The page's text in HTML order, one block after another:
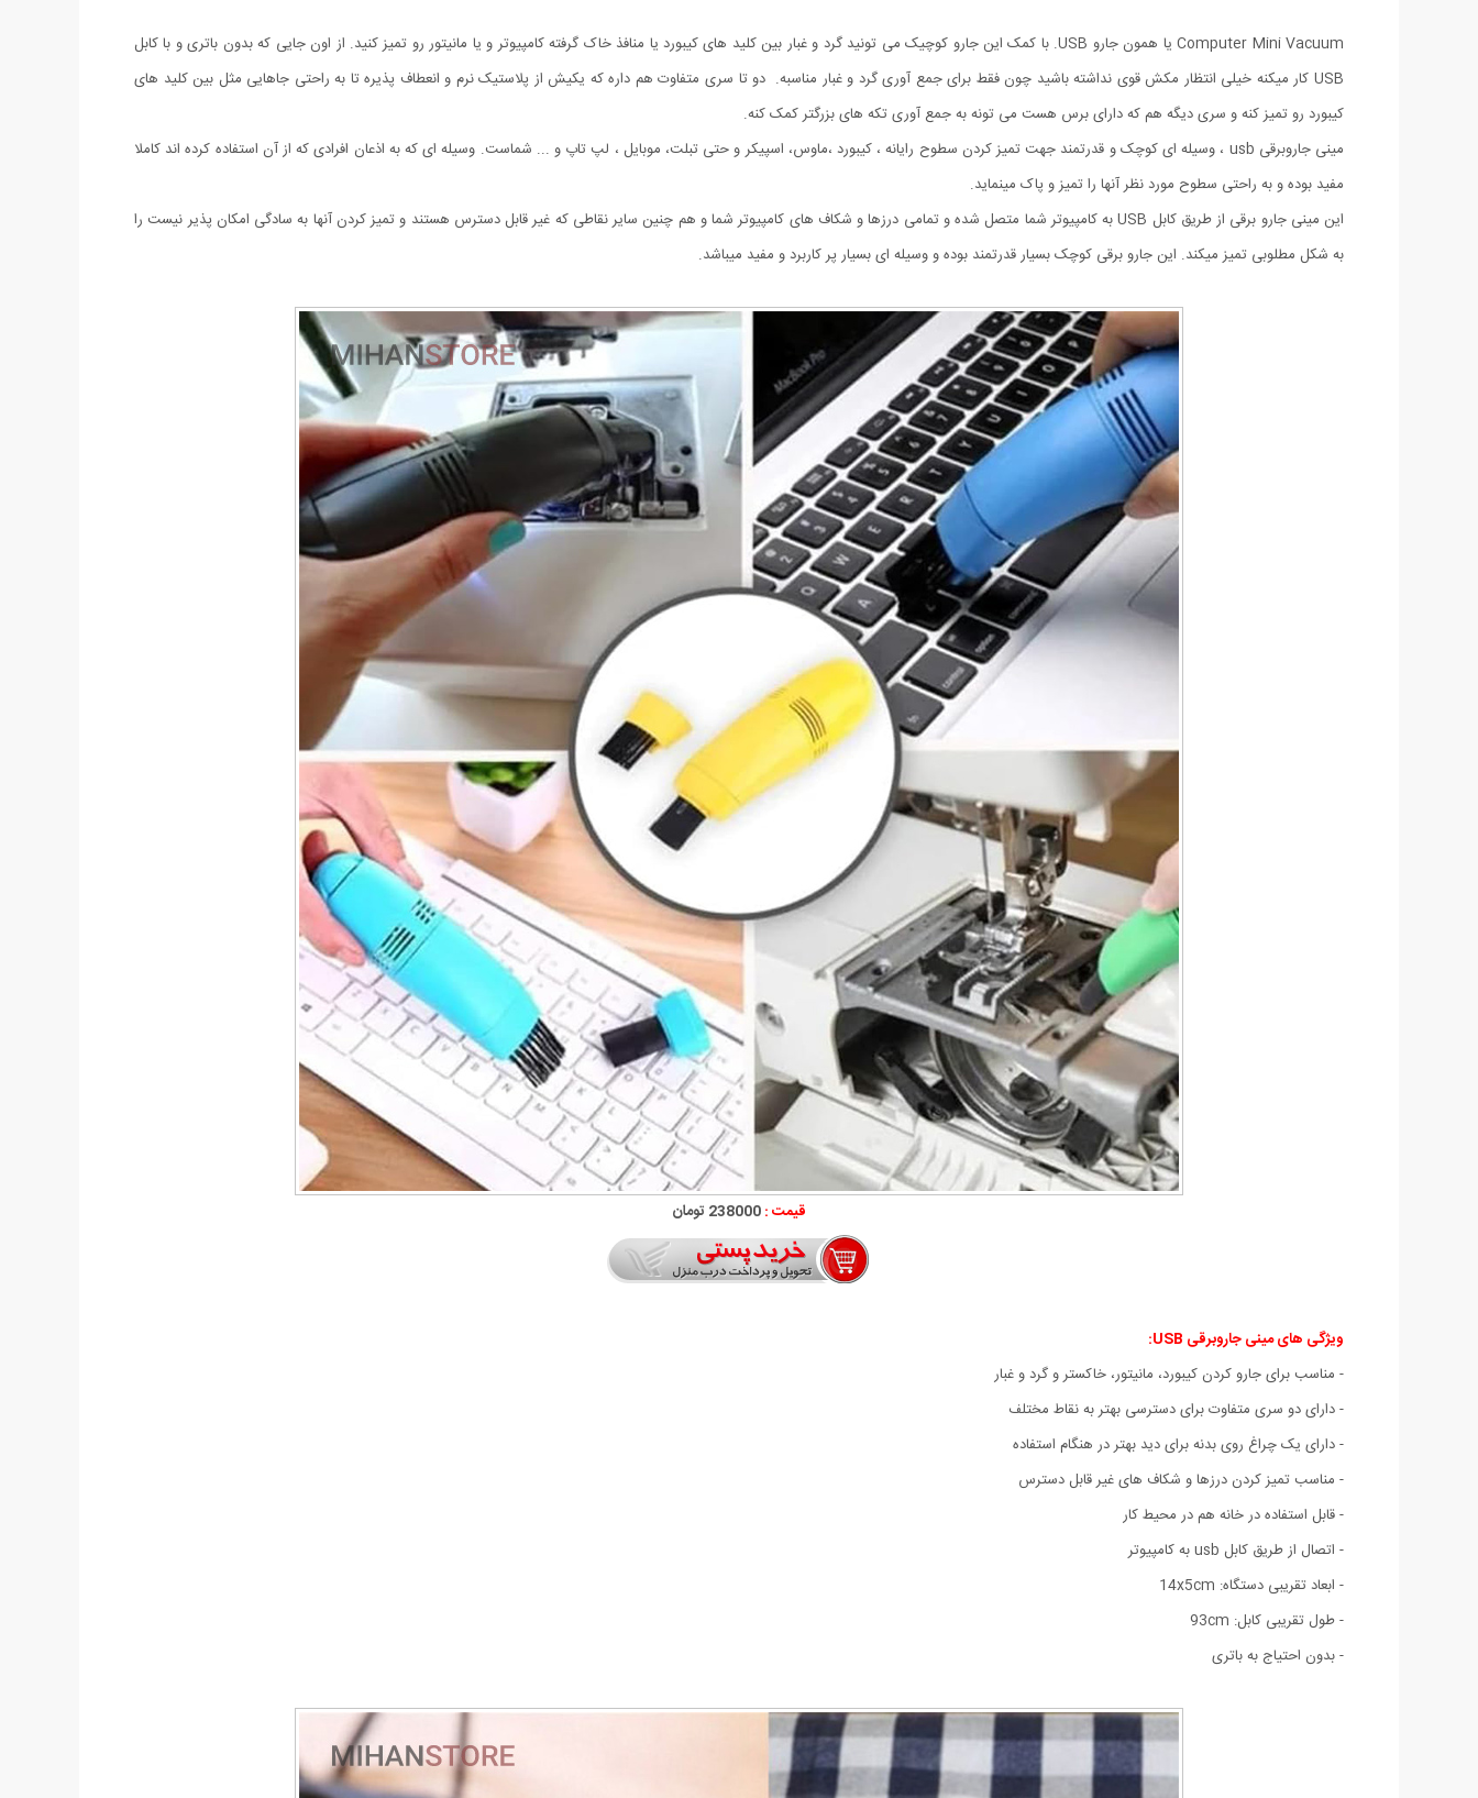
Computer Mini Vacuum یا همون جارو USB. با کمک این جارو کوچیک می تونید گرد و غبار بین کلید های کیبورد یا منافذ خاک گرفته کامپیوتر و یا مانیتور رو تمیز کنید. از اون جایی که بدون باتری و با کابل
USB کار میکنه خیلی انتظار مکش قوی نداشته باشید چون فقط برای جمع آوری گرد و غبار مناسبه. دو تا سری متفاوت هم داره که یکیش از پلاستیک نرم و انعطاف پذیره تا به راحتی جاهایی مثل بین کلید های
کیبورد رو تمیز کنه و سری دیگه هم که دارای برس هست می تونه به جمع آوری تکه های بزرگتر کمک کنه.
مینی جاروبرقی usb ، وسیله ای کوچک و قدرتمند جهت تمیز کردن سطوح رایانه ، کیبورد ،ماوس، اسپیکر و حتی تبلت، موبایل ، لپ تاپ و ... شماست. وسیله ای که به اذعان افرادی که از آن استفاده کرده اند کاملا
مفید بوده و به راحتی سطوح مورد نظر آنها را تمیز و پاک مینماید.
این مینی جارو برقی از طریق کابل USB به کامپیوتر شما متصل شده و تمامی درزها و شکاف های کامپیوتر شما و هم چنین سایر نقاطی که غیر قابل دسترس هستند و تمیز کردن آنها به سادگی امکان پذیر نیست را
به شکل مطلوبی تمیز میکند. این جارو برقی کوچک بسیار قدرتمند بوده و وسیله ای بسیار پر کاربرد و مفید میباشد.
قیمت :238000 تومان
ویژگی های مینی جاروبرقی USB:
- مناسب برای جارو کردن کیبورد، مانیتور، خاکستر و گرد و غبار
- دارای دو سری متفاوت برای دسترسی بهتر به نقاط مختلف
- دارای یک چراغ روی بدنه برای دید بهتر در هنگام استفاده
- مناسب تمیز کردن درزها و شکاف های غیر قابل دسترس
- قابل استفاده در خانه هم در محیط کار
- اتصال از طریق کابل usb به کامپیوتر
- ابعاد تقریبی دستگاه: 14x5cm
- طول تقریبی کابل: 93cm
- بدون احتیاج به باتری